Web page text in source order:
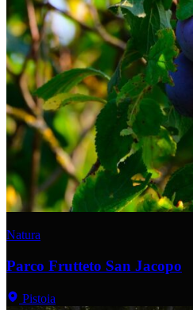
Natura
Parco Frutteto San Jacopo
Pistoia